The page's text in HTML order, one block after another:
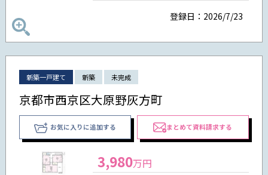
登録日：2026/7/23
新築一戸建て 新築 未完成
京都市西京区大原野灰方町
お気に入りに追加する まとめて資料請求する
3,980万円